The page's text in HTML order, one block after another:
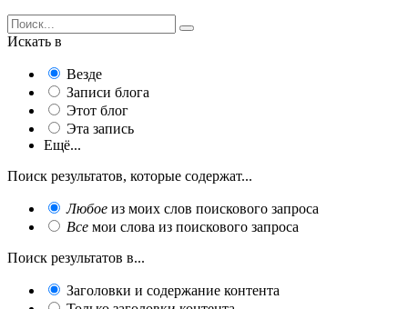
Искать в
Везде
Записи блога
Этот блог
Эта запись
Ещё...
Поиск результатов, которые содержат...
Любое из моих слов поискового запроса
Все мои слова из поискового запроса
Поиск результатов в...
Заголовки и содержание контента